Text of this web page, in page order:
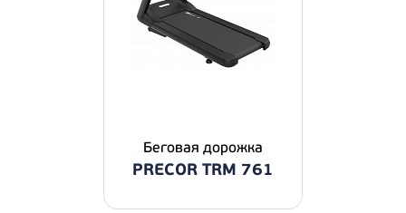
Беговая дорожка
PRECOR TRM 761